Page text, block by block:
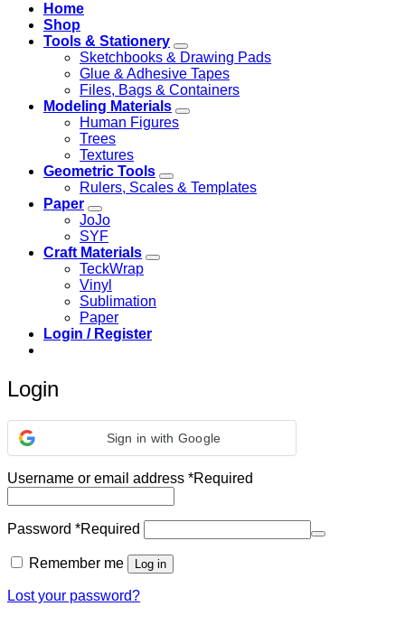
Home
Shop
Tools & Stationery
Sketchbooks & Drawing Pads
Glue & Adhesive Tapes
Files, Bags & Containers
Modeling Materials
Human Figures
Trees
Textures
Geometric Tools
Rulers, Scales & Templates
Paper
JoJo
SYF
Craft Materials
TeckWrap
Vinyl
Sublimation
Paper
Login / Register
Login
Sign in with Google
Username or email address *Required
Password *Required
Remember me Log in
Lost your password?